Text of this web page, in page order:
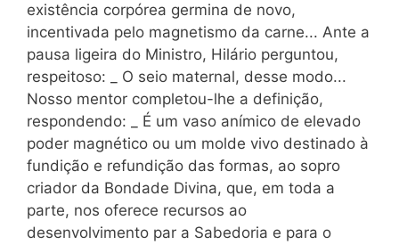
existência corpórea germina de novo,
incentivada pelo magnetismo da carne... Ante a
pausa ligeira do Ministro, Hilário perguntou,
respeitoso: _ O seio maternal, desse modo...
Nosso mentor completou-lhe a definição,
respondendo: _ É um vaso anímico de elevado
poder magnético ou um molde vivo destinado à
fundição e refundição das formas, ao sopro
criador da Bondade Divina, que, em toda a
parte, nos oferece recursos ao
desenvolvimento par a Sabedoria e para o